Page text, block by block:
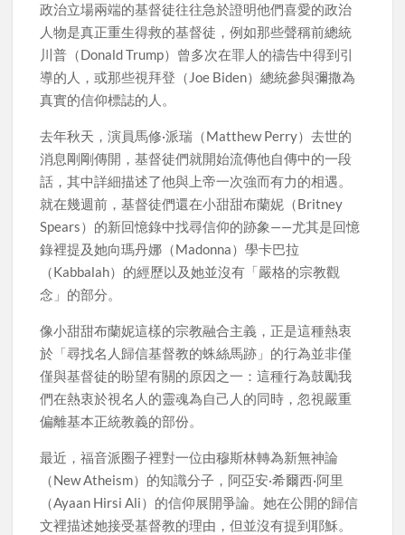
政治立場兩端的基督徒往往急於證明他們喜愛的政治
人物是真正重生得救的基督徒，例如那些聲稱前總統
川普（Donald Trump）曾多次在罪人的禱告中得到引
導的人，或那些視拜登（Joe Biden）總統參與彌撒為
真實的信仰標誌的人。
去年秋天，演員馬修·派瑞（Matthew Perry）去世的
消息剛剛傳開，基督徒們就開始流傳他自傳中的一段
話，其中詳細描述了他與上帝一次強而有力的相遇。
就在幾週前，基督徒們還在小甜甜布蘭妮（Britney
Spears）的新回憶錄中找尋信仰的跡象——尤其是回憶
錄裡提及她向瑪丹娜（Madonna）學卡巴拉
（Kabbalah）的經歷以及她並沒有「嚴格的宗教觀
念」的部分。
像小甜甜布蘭妮這樣的宗教融合主義，正是這種熱衷
於「尋找名人歸信基督教的蛛絲馬跡」的行為並非僅
僅與基督徒的盼望有關的原因之一：這種行為鼓勵我
們在熱衷於視名人的靈魂為自己人的同時，忽視嚴重
偏離基本正統教義的部份。
最近，福音派圈子裡對一位由穆斯林轉為新無神論
（New Atheism）的知識分子，阿亞安·希爾西·阿里
（Ayaan Hirsi Ali）的信仰展開爭論。她在公開的歸信
文裡描述她接受基督教的理由，但並沒有提到耶穌。